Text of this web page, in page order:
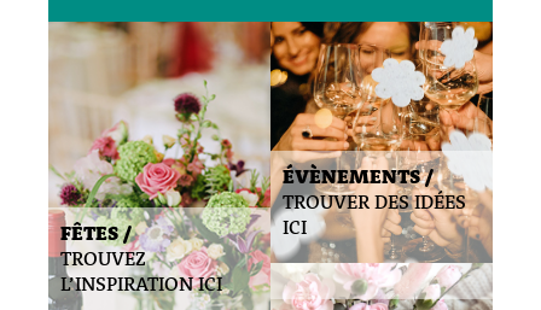
ÉVÈNEMENTS /
TROUVER DES IDÉES
ICI
FÊTES /
TROUVEZ
L’INSPIRATION ICI